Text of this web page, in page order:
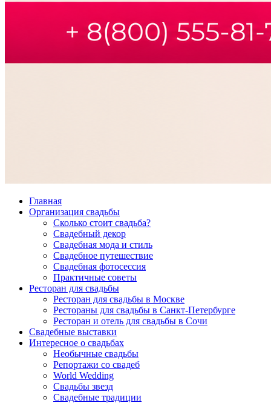
Главная
Организация свадьбы
Сколько стоит свадьба?
Свадебный декор
Свадебная мода и стиль
Свадебное путешествие
Свадебная фотосессия
Практичные советы
Ресторан для свадьбы
Ресторан для свадьбы в Москве
Рестораны для свадьбы в Санкт-Петербурге
Ресторан и отель для свадьбы в Сочи
Свадебные выставки
Интересное о свадьбах
Необычные свадьбы
Репортажи со свадеб
World Wedding
Свадьбы звезд
Свадебные традиции